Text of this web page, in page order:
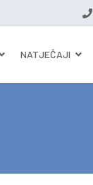
NATJEČAJI